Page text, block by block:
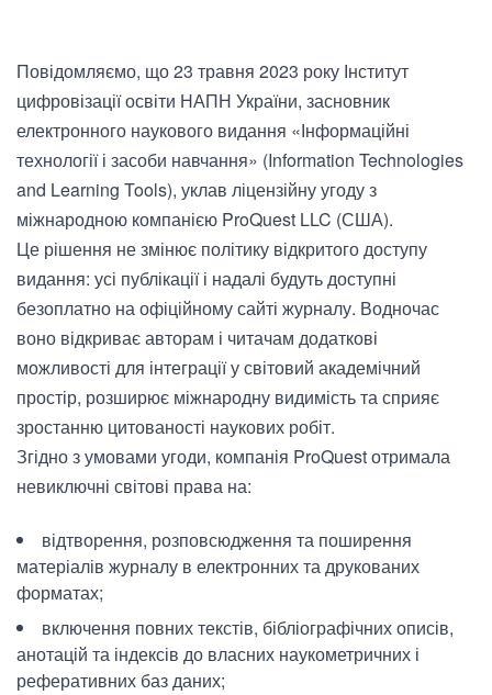
Повідомляємо, що 23 травня 2023 року Інститут
цифровізації освіти НАПН України, засновник
електронного наукового видання «Інформаційні
технології і засоби навчання» (Information Technologies
and Learning Tools), уклав ліцензійну угоду з
міжнародною компанією ProQuest LLC (США).
Це рішення не змінює політику відкритого доступу
видання: усі публікації і надалі будуть доступні
безоплатно на офіційному сайті журналу. Водночас
воно відкриває авторам і читачам додаткові
можливості для інтеграції у світовий академічний
простір, розширює міжнародну видимість та сприяє
зростанню цитованості наукових робіт.
Згідно з умовами угоди, компанія ProQuest отримала
невиключні світові права на:
відтворення, розповсюдження та поширення
матеріалів журналу в електронних та друкованих
форматах;
включення повних текстів, бібліографічних описів,
анотацій та індексів до власних наукометричних і
реферативних баз даних;